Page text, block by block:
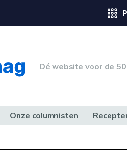
Dé website voor de
Onze columnisten